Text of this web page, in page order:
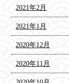
2021年2月
2021年1月
2020年12月
2020年11月